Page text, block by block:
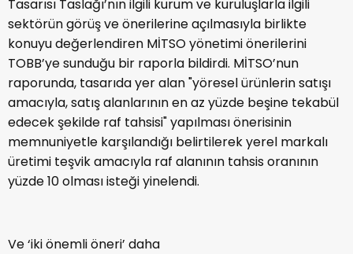
Tasarısı Taslağı’nın ilgili kurum ve kuruluşlarla ilgili
sektörün görüş ve önerilerine açılmasıyla birlikte
konuyu değerlendiren MİTSO yönetimi önerilerini
TOBB’ye sunduğu bir raporla bildirdi. MİTSO’nun
raporunda, tasarıda yer alan "yöresel ürünlerin satışı
amacıyla, satış alanlarının en az yüzde beşine tekabül
edecek şekilde raf tahsisi" yapılması önerisinin
memnuniyetle karşılandığı belirtilerek yerel markalı
üretimi teşvik amacıyla raf alanının tahsis oranının
yüzde 10 olması isteği yinelendi.
Ve ‘iki önemli öneri’ daha